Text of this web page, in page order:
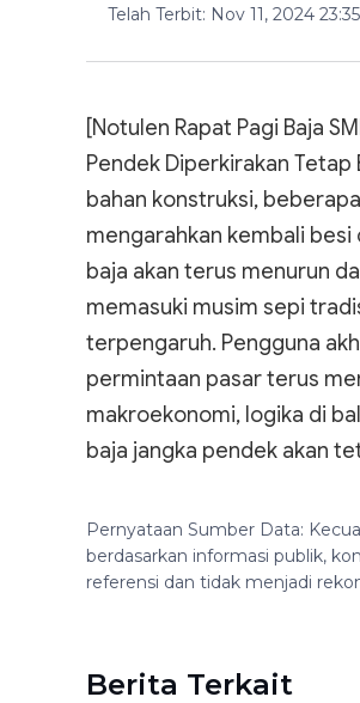
Telah Terbit: Nov 11, 2024 23:35
[Notulen Rapat Pagi Baja
Pendek Diperkirakan
bahan konstruksi,
mengarahkan kembali besi
baja akan terus menurun
memasuki musim sepi
terpengaruh. Pengguna
permintaan pasar terus
makroekonomi, logika di
baja jangka pendek akan
Pernyataan Sumber Data:
berdasarkan informasi publik,
referensi dan tidak menjadi
Berita Terkait